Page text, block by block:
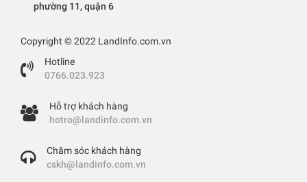
phường 11, quận 6
Copyright © 2022 LandInfo.com.vn
Hotline
0766.023.923
Hỗ trợ khách hàng
hotro@landinfo.com.vn
Chăm sóc khách hàng
cskh@landinfo.com.vn